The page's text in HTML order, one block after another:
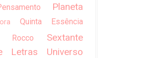
Planeta
Quinta Essência
Rocco
Sextante
Letras
Universo